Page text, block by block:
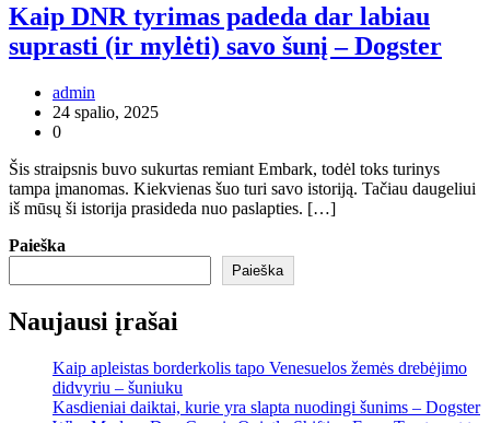
Kaip DNR tyrimas padeda dar labiau
suprasti (ir mylėti) savo šunį – Dogster
admin
24 spalio, 2025
0
Šis straipsnis buvo sukurtas remiant Embark, todėl toks turinys
tampa įmanomas. Kiekvienas šuo turi savo istoriją. Tačiau daugeliui
iš mūsų ši istorija prasideda nuo paslapties. […]
Paieška
Paieška
Naujausi įrašai
Kaip apleistas borderkolis tapo Venesuelos žemės drebėjimo
didvyriu – šuniuku
Kasdieniai daiktai, kurie yra slapta nuodingi šunims – Dogster